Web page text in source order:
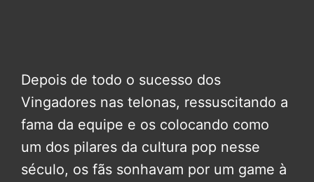
Depois de todo o sucesso dos
Vingadores nas telonas, ressuscitando a
fama da equipe e os colocando como
um dos pilares da cultura pop nesse
século, os fãs sonhavam por um game à